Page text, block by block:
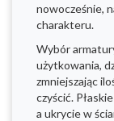
nowocześnie,
charakteru.
Wybór
użytkowania,
zmniejszając
czyścić.
a ukrycie w